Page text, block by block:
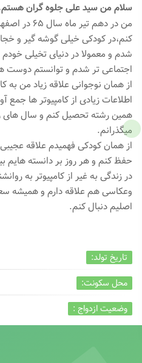
سلام من سید علی جلوه گران
من در دهم
کنم،در کودکی خیلی گوشه گیر و
شدم و معمولا در دنیای تخیلی
اجتماعی تر شدم و توانستم دوست
از همان نوجوانی علاقه زیاد من به
اطلاعات زیادی از کامپیوتر ها
همین رشته تحصیل کنم و سال های
میگذرانم.
از همان کودکی فهمیدم علاقه
حفظ کنم و هر روز بر دانسته هایم
در زندگی به غیر از کامپیوتر به
وعکاسی هم علاقه دارم و همیشه
اصلیم دنبال کنم.
تاریخ تولد:
محل سکونت:
وضعیت ازدواج :